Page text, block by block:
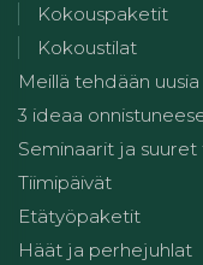
Kokouspaketit
Kokoustilat
Meillä tehdään
3 ideaa
Seminaarit ja
Tiimipäivät
Etätyöpaketit
Häät ja perhejuhlat